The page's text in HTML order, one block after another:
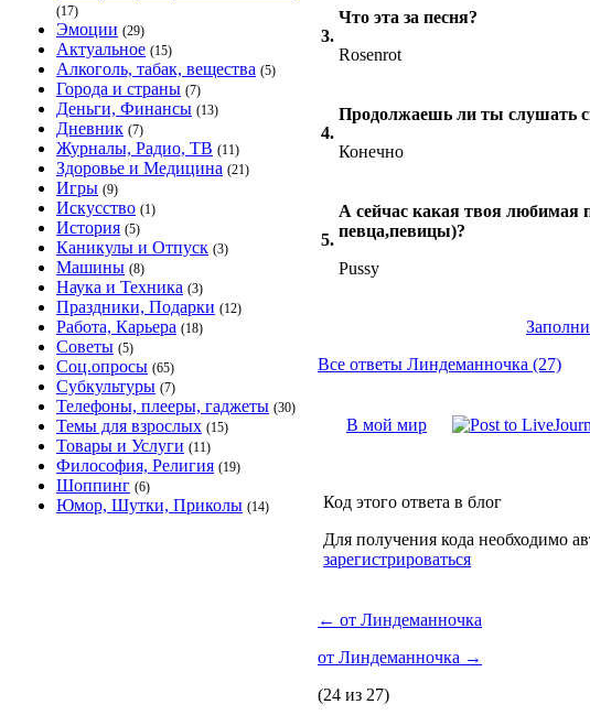
(17)
Эмоции (29)
Актуальное (15)
Алкоголь, табак, вещества (5)
Города и страны (7)
Деньги, Финансы (13)
Дневник (7)
Журналы, Радио, ТВ (11)
Здоровье и Медицина (21)
Игры (9)
Искусство (1)
История (5)
Каникулы и Отпуск (3)
Машины (8)
Наука и Техника (3)
Праздники, Подарки (12)
Работа, Карьера (18)
Советы (5)
Соц.опросы (65)
Субкультуры (7)
Телефоны, плееры, гаджеты (30)
Темы для взрослых (15)
Товары и Услуги (11)
Философия, Религия (19)
Шоппинг (6)
Юмор, Шутки, Приколы (14)
3.
Что эта за песня?
Rosenrot
4.
Продолжаешь ли ты слушать
Конечно
5.
А сейчас какая твоя любимая
певца,певицы)?
Pussy
Все ответы Линдеманночка (27)
В мой мир
Код этого ответа в блог
Для получения кода необходимо
зарегистрироваться
← от Линдеманночка
от Линдеманночка →
(24 из 27)